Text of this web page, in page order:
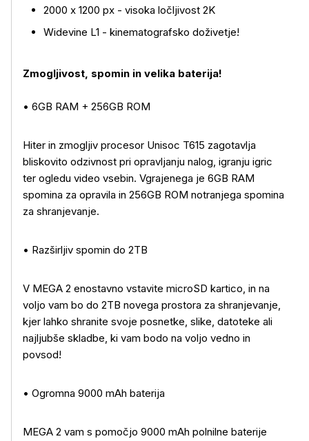
2000 x 1200 px - visoka ločljivost 2K
Widevine L1 - kinematografsko doživetje!
Zmogljivost, spomin in velika baterija!
• 6GB RAM + 256GB ROM
Hiter in zmogljiv procesor Unisoc T615 zagotavlja
bliskovito odzivnost pri opravljanju nalog, igranju igric
ter ogledu video vsebin. Vgrajenega je 6GB RAM
spomina za opravila in 256GB ROM notranjega spomina
za shranjevanje.
• Razširljiv spomin do 2TB
V MEGA 2 enostavno vstavite microSD kartico, in na
voljo vam bo do 2TB novega prostora za shranjevanje,
kjer lahko shranite svoje posnetke, slike, datoteke ali
najljubše skladbe, ki vam bodo na voljo vedno in
povsod!
• Ogromna 9000 mAh baterija
MEGA 2 vam s pomočjo 9000 mAh polnilne baterije